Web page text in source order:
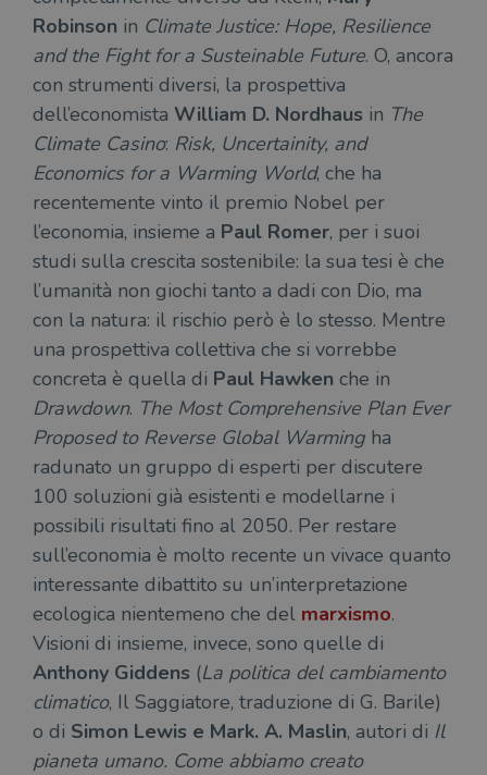
Robinson in Climate Justice: Hope, Resilience
and the Fight for a Susteinable Future. O, ancora
con strumenti diversi, la prospettiva
dell’economista William D. Nordhaus in The
Climate Casino: Risk, Uncertainity, and
Economics for a Warming World, che ha
recentemente vinto il premio Nobel per
l’economia, insieme a Paul Romer, per i suoi
studi sulla crescita sostenibile: la sua tesi è che
l’umanità non giochi tanto a dadi con Dio, ma
con la natura: il rischio però è lo stesso. Mentre
una prospettiva collettiva che si vorrebbe
concreta è quella di Paul Hawken che in
Drawdown. The Most Comprehensive Plan Ever
Proposed to Reverse Global Warming ha
radunato un gruppo di esperti per discutere
100 soluzioni già esistenti e modellarne i
possibili risultati fino al 2050. Per restare
sull’economia è molto recente un vivace quanto
interessante dibattito su un’interpretazione
ecologica nientemeno che del marxismo.
Visioni di insieme, invece, sono quelle di
Anthony Giddens (La politica del cambiamento
climatico, Il Saggiatore, traduzione di G. Barile)
o di Simon Lewis e Mark. A. Maslin, autori di Il
pianeta umano. Come abbiamo creato